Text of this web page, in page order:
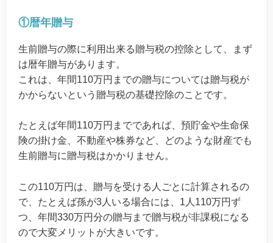
①暦年贈与
生前贈与の際に利用出来る贈与税の控除として、まず
は暦年贈与があります。
これは、年間110万円までの贈与については贈与税が
かからないという贈与税の基礎控除のことです。
たとえば年間110万円までであれば、預貯金や生命保
険の掛け金、不動産や株券など、どのような財産でも
生前贈与に贈与税はかかりません。
この110万円は、贈与を受ける人ごとに計算されるの
で、たとえば孫が3人いる場合には、1人110万円ず
つ、年間330万円分の贈与まで贈与税が非課税になる
ので大変メリットが大きいです。